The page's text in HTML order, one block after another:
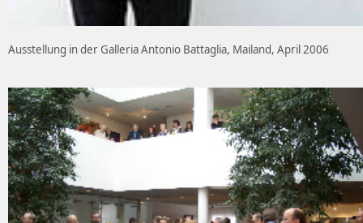
Ausstellung in der Galleria Antonio Battaglia, Mailand, April 2006